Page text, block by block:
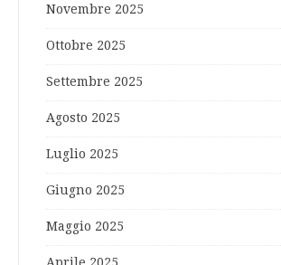
Novembre 2025
Ottobre 2025
Settembre 2025
Agosto 2025
Luglio 2025
Giugno 2025
Maggio 2025